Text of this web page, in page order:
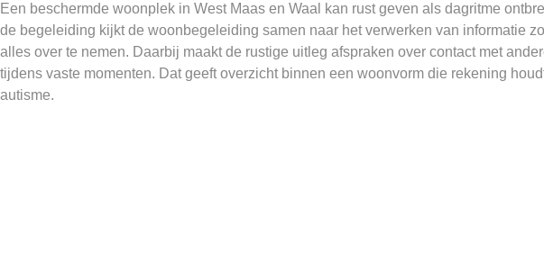
Een beschermde woonplek in West Maas en Waal kan rust geven als dagritme
de begeleiding kijkt de woonbegeleiding samen naar het verwerken van informatie
alles over te nemen. Daarbij maakt de rustige uitleg afspraken over contact met
tijdens vaste momenten. Dat geeft overzicht binnen een woonvorm die rekening
autisme.